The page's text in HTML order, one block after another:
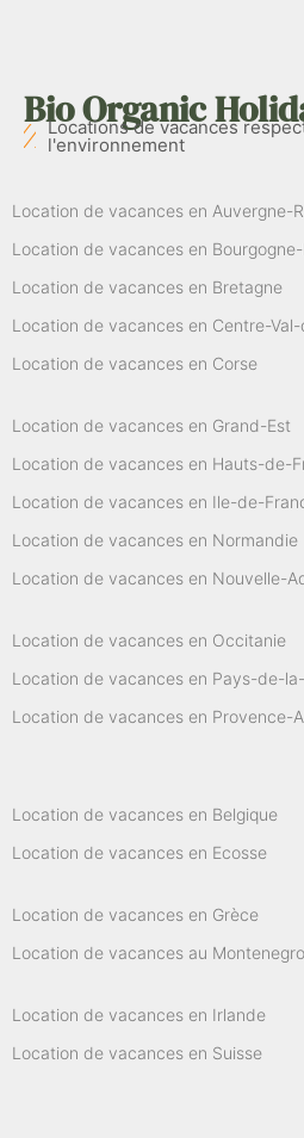
Bio Organic
Locations de vacances
l'environnement
Location de vacances en Auvergne-
Location de vacances en
Location de vacances en Bretagne
Location de vacances en Centre-
Location de vacances en Corse
Location de vacances en Grand-Est
Location de vacances en Hauts-de-
Location de vacances en Ile-de-
Location de vacances en Normandie
Location de vacances en Nouvelle-
Location de vacances en Occitanie
Location de vacances en Pays-de-
Location de vacances en Provence-
Location de vacances en Belgique
Location de vacances en Ecosse
Location de vacances en Grèce
Location de vacances au Montenegro
Location de vacances en Irlande
Location de vacances en Suisse